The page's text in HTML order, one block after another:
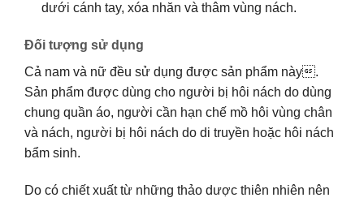
dưới cánh tay, xóa nhăn và thâm vùng nách.
Đối tượng sử dụng
Cả nam và nữ đều sử dụng được sản phẩm này.
Sản phẩm được dùng cho người bị hôi nách do dùng
chung quần áo, người cần hạn chế mồ hôi vùng chân
và nách, người bị hôi nách do di truyền hoặc hôi nách
bẩm sinh.
Do có chiết xuất từ những thảo dược thiên nhiên nên